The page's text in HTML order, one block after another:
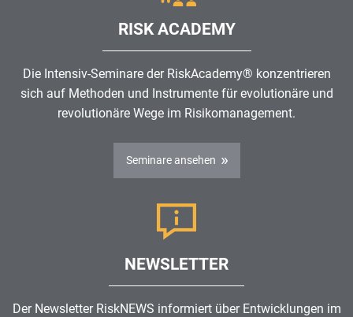
RISK ACADEMY
Die Intensiv-Seminare der RiskAcademy® konzentrieren
sich auf Methoden und Instrumente für evolutionäre und
revolutionäre Wege im Risikomanagement.
Seminare ansehen
NEWSLETTER
Der Newsletter RiskNEWS informiert über Entwicklungen im